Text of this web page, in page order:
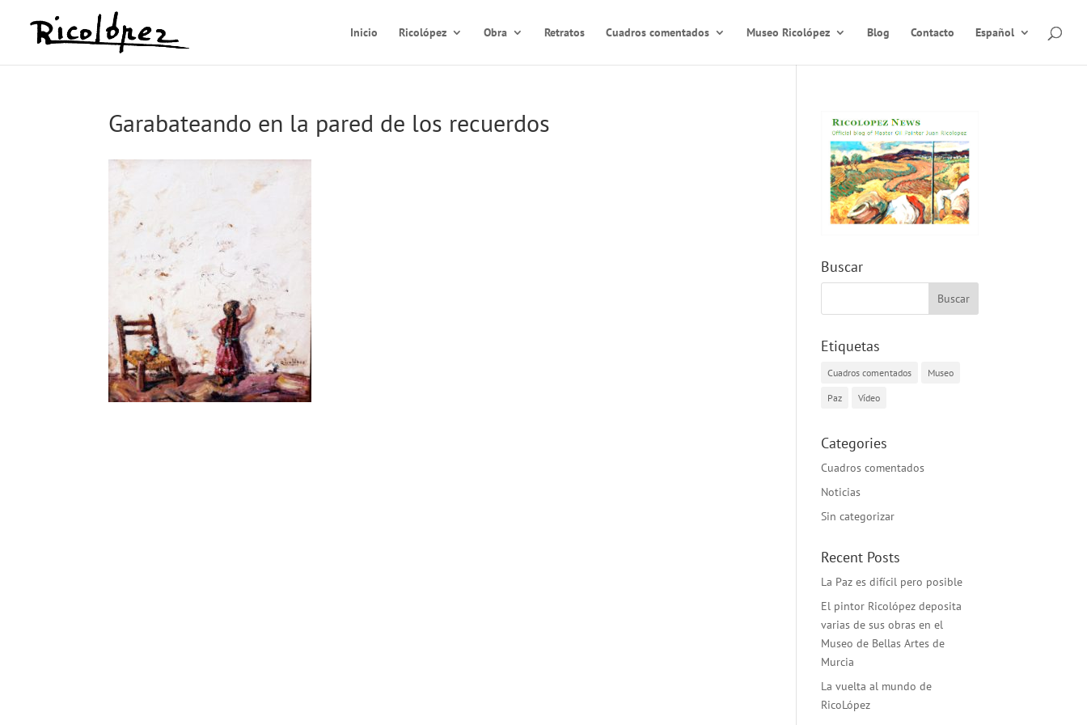
Inicio Ricolópez Obra Retratos Cuadros comentados Museo Ricolópez Blog Contacto Español
Garabateando en la pared de los recuerdos
Buscar
Etiquetas
Cuadros comentados Museo
Paz Vídeo
Categories
Cuadros comentados
Noticias
Sin categorizar
Recent Posts
La Paz es difícil pero posible
El pintor Ricolópez deposita
varias de sus obras en el
Museo de Bellas Artes de
Murcia
La vuelta al mundo de
RicoLópez